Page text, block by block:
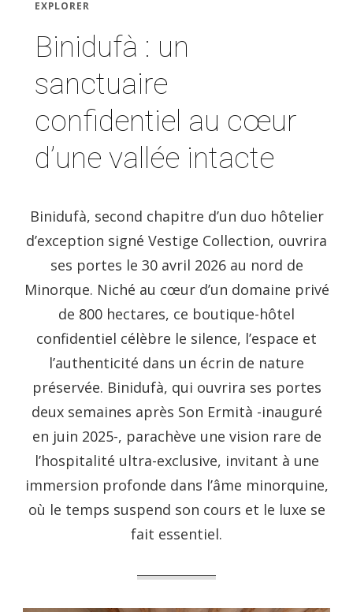
EXPLORER
Binidufà : un
sanctuaire
confidentiel au cœur
d’une vallée intacte
Binidufà, second chapitre d’un duo hôtelier
d’exception signé Vestige Collection, ouvrira
ses portes le 30 avril 2026 au nord de
Minorque. Niché au cœur d’un domaine privé
de 800 hectares, ce boutique-hôtel
confidentiel célèbre le silence, l’espace et
l’authenticité dans un écrin de nature
préservée. Binidufà, qui ouvrira ses portes
deux semaines après Son Ermità -inauguré
en juin 2025-, parachève une vision rare de
l’hospitalité ultra-exclusive, invitant à une
immersion profonde dans l’âme minorquine,
où le temps suspend son cours et le luxe se
fait essentiel.